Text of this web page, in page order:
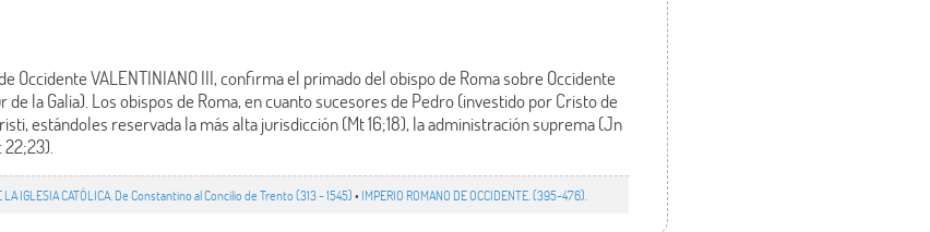
Occidente VALENTINIANO III, confirma el primado del obispo de Roma sobre Occidente
de la Galia). Los obispos de Roma, en cuanto sucesores de Pedro (investido por Cristo de
estándoles reservada la más alta jurisdicción (Mt 16;18), la administración suprema (Jn
LA IGLESIA CATÓLICA. De Constantino al Concilio de Trento (313 - 1545)• IMPERIO ROMANO DE OCCIDENTE. (395-476).